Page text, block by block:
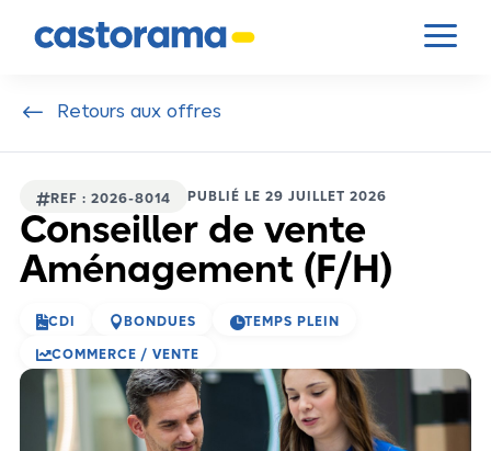
a
# Retours aux offres
REF : 2026-8014 PUBLIÉ LE 29 JUILLET 2026
Conseiller de vente
Aménagement (F/H)
CDI  BONDUES TEMPS PLEIN
COMMERCE / VENTE